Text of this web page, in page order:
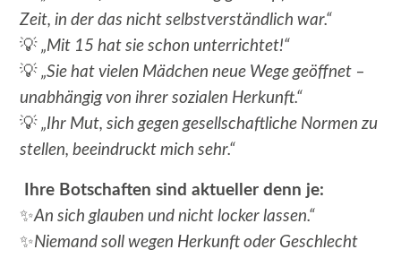
Zeit, in der das nicht selbstverständlich war.“
💡 „Mit 15 hat sie schon unterrichtet!“
💡 „Sie hat vielen Mädchen neue Wege geöffnet –
unabhängig von ihrer sozialen Herkunft.“
💡 „Ihr Mut, sich gegen gesellschaftliche Normen zu
stellen, beeindruckt mich sehr.“
Ihre Botschaften sind aktueller denn je:
✨An sich glauben und nicht locker lassen.“
✨Niemand soll wegen Herkunft oder Geschlecht